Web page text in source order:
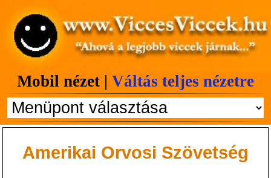
Mobil nézet | Váltás teljes nézetre
Amerikai Orvosi Szövetség